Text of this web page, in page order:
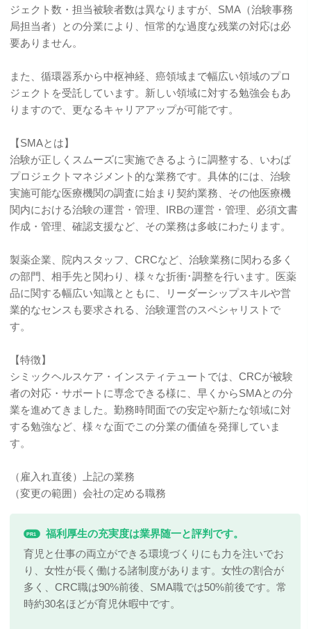
ジェクト数・担当被験者数は異なりますが、SMA（治験事務
局担当者）との分業により、恒常的な過度な残業の対応は必
要ありません。
また、循環器系から中枢神経、癌領域まで幅広い領域のプロ
ジェクトを受託しています。新しい領域に対する勉強会もあ
りますので、更なるキャリアアップが可能です。
【SMAとは】
治験が正しくスムーズに実施できるように調整する、いわば
プロジェクトマネジメント的な業務です。具体的には、治験
実施可能な医療機関の調査に始まり契約業務、その他医療機
関内における治験の運営・管理、IRBの運営・管理、必須文書
作成・管理、確認支援など、その業務は多岐にわたります。
製薬企業、院内スタッフ、CRCなど、治験業務に関わる多く
の部門、相手先と関わり、様々な折衝･調整を行います。医薬
品に関する幅広い知識とともに、リーダーシップスキルや営
業的なセンスも要求される、治験運営のスペシャリストで
す。
【特徴】
シミックヘルスケア・インスティテュートでは、CRCが被験
者の対応・サポートに専念できる様に、早くからSMAとの分
業を進めてきました。勤務時間面での安定や新たな領域に対
する勉強など、様々な面でこの分業の価値を発揮していま
す。
（雇入れ直後）上記の業務
（変更の範囲）会社の定める職務
PR1
福利厚生の充実度は業界随一と評判です。
育児と仕事の両立ができる環境づくりにも力を注いでお
り、女性が長く働ける諸制度があります。女性の割合が
多く、CRC職は90%前後、SMA職では50%前後です。常
時約30名ほどが育児休暇中です。